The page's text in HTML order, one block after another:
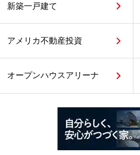
新築一戸建て
アメリカ不動産投資
オープンハウスアリーナ